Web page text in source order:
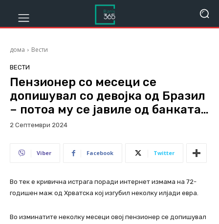
дома Вести
ВЕСТИ
Пензионер со месеци се
допишувал со девојка од Бразил
– потоа му се јавиле од банката…
2 Септември 2024
Viber Facebook Twitter
Во тек е кривична истрага поради интернет измама на 72-
годишен маж од Хрватска кој изгубил неколку илјади евра.
Во изминатите неколку месеци овој пензионер се допишувал